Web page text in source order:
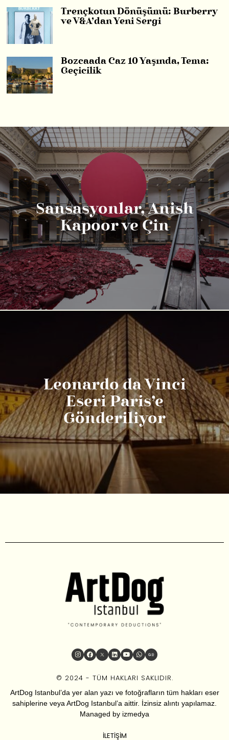
Trençkotun Dönüşümü: Burberry
ve V&A’dan Yeni Sergi
Bozcaada Caz 10 Yaşında, Tema:
Geçicilik
Sansasyonlar, Anish
Kapoor ve Çin
Leonardo da Vinci
Eseri Paris’e
Gönderiliyor
© 2024 - TÜM HAKLARI SAKLIDIR.
ArtDog Istanbul’da yer alan yazı ve fotoğrafların tüm hakları eser
sahiplerine veya ArtDog Istanbul’a aittir. İzinsiz alıntı yapılamaz.
Managed by izmedya
İLETIŞIM